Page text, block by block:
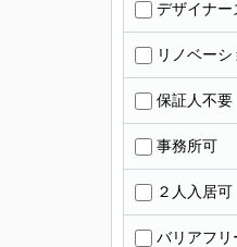
デザイナー
リノベー
保証人不要
事務所可
２人入居可
バリアフリ